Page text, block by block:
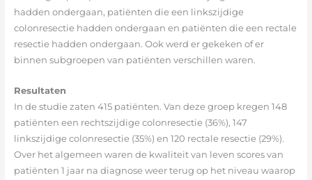
hadden ondergaan, patiënten die een linkszijdige
colonresectie hadden ondergaan en patiënten die een rectale
resectie hadden ondergaan. Ook werd er gekeken of er
binnen subgroepen van patiënten verschillen waren.
Resultaten
In de studie zaten 415 patiënten. Van deze groep kregen 148
patiënten een rechtszijdige colonresectie (36%), 147
linkszijdige colonresectie (35%) en 120 rectale resectie (29%).
Over het algemeen waren de kwaliteit van leven scores van
patiënten 1 jaar na diagnose weer terug op het niveau waarop